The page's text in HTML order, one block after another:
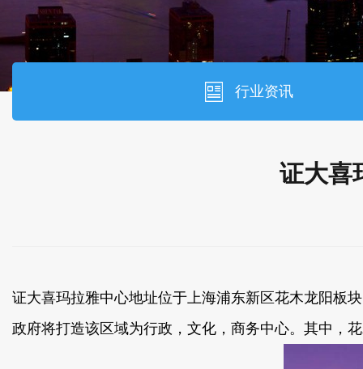
行业资讯
证大喜
证大喜玛拉雅中心地址位于上海浦东新区花木龙阳板
政府将打造该区域为行政，文化，商务中心。其中，